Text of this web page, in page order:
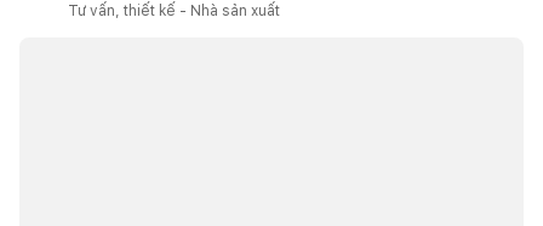
Tư vấn, thiết kế - Nhà sản xuất